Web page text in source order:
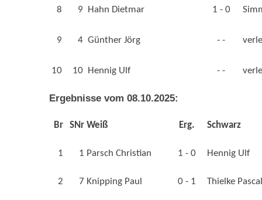
8 9 Hahn Dietmar 1 - 0
9 4 Günther Jörg - -
10 10 Hennig Ulf - -
Ergebnisse vom 08.10.2025:
Br SNr Weiß Erg. Schwarz
1 1 Parsch Christian 1 - 0 Hennig Ulf
2 7 Knipping Paul 0 - 1 Thielke Pascal